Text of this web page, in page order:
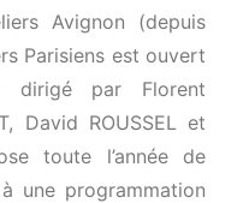
Avignon (depuis
Parisiens est ouvert
dirigé par Florent
David ROUSSEL et
toute l’année de
une programmation